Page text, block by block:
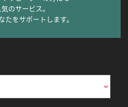
のサービス。
たをサポートします。